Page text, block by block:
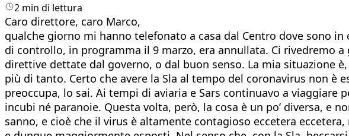
2 min di lettura
Caro direttore, caro Marco,
qualche giorno mi hanno telefonato a casa dal Centro dove sono
di controllo, in programma il 9 marzo, era annullata. Ci rivedremo
direttive dettate dal governo, o dal buon senso. La mia situazione
più di tanto. Certo che avere la Sla al tempo del coronavirus non
preoccupa, lo sai. Ai tempi di aviaria e Sars continuavo a
incubi né paranoie. Questa volta, però, la cosa è un po’ diversa, e
sanno, e cioè che il virus è altamente contagioso eccetera